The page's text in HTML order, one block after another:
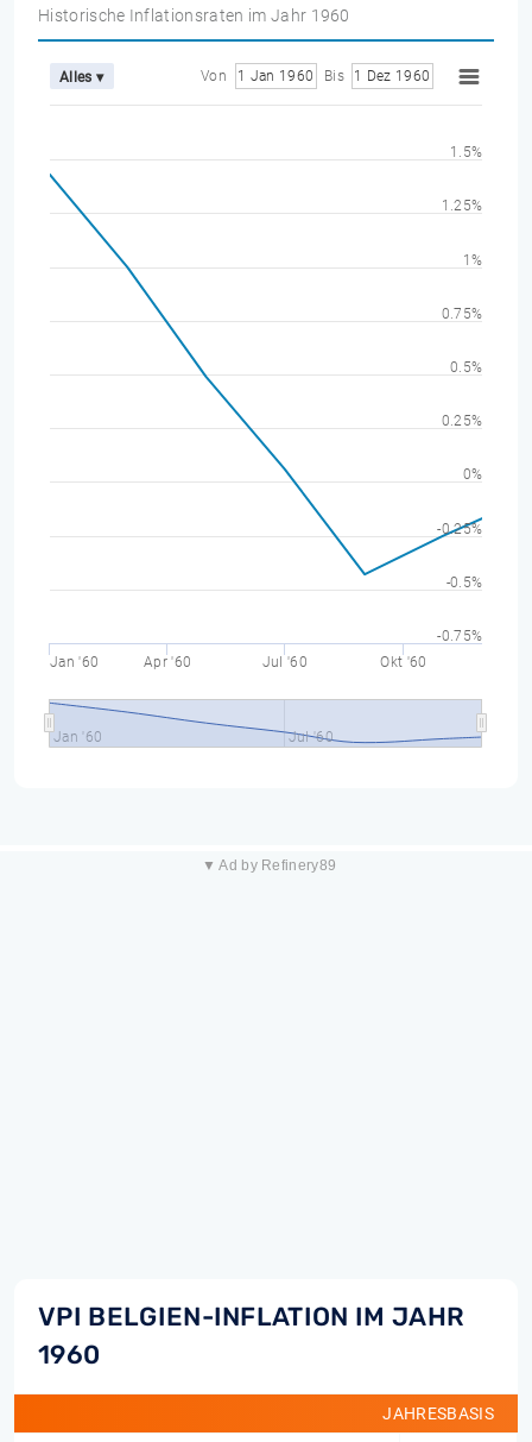
Historische Inflationsraten im Jahr 1960
Alles ▾ Von 1 Jan 1960 Bis 1 Dez 1960
Jan '60 Apr '60 Jul '60 Okt '60
Jan '60 Jul '60
-0.75%
-0.5%
-0.25%
0%
0.25%
0.5%
0.75%
1%
1.25%
1.5%
▼ Ad by Refinery89
VPI BELGIEN-INFLATION IM JAHR
1960
JAHRESBASIS